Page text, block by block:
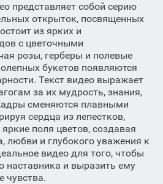
представляет собой серию
открыток, посвященных
из ярких и
с цветочными
розы, герберы и полевые
букетов появляются
Текст видео выражает
за их мудрость, знания,
сменяются плавными
сердца из лепестков,
поля цветов, создавая
любви и глубокого уважения к
видео для того, чтобы
наставника и выразить ему
чувства.